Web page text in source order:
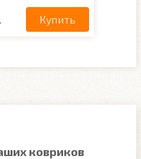
Купить
ковриков